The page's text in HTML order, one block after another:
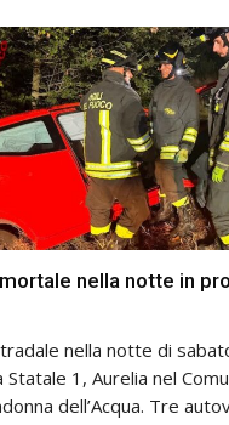
nella notte in
nella notte di
Statale 1, Aurelia nel
dell’Acqua. Tre